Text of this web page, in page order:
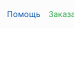
Помощь